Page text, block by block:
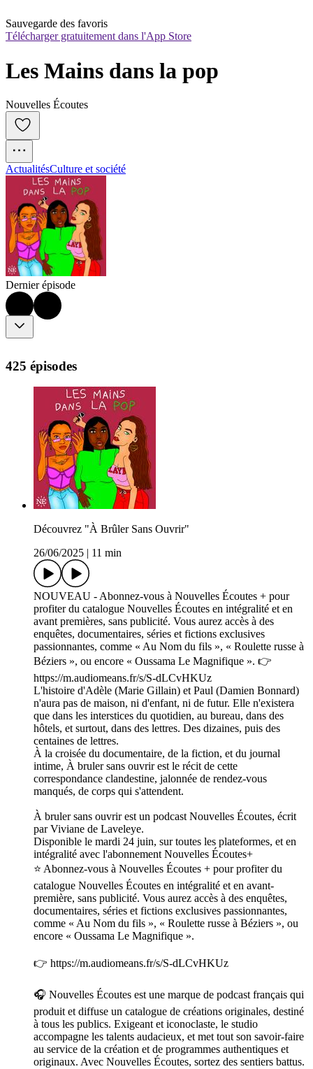
Sauvegarde des favoris
Télécharger gratuitement dans l'App Store
Les Mains dans la pop
Nouvelles Écoutes
ActualitésCulture et société
Dernier épisode
425 épisodes
Découvrez "À Brûler Sans Ouvrir"
26/06/2025
11 min
NOUVEAU - Abonnez-vous à Nouvelles Écoutes + pour
profiter du catalogue Nouvelles Écoutes en intégralité et en
avant premières, sans publicité. Vous aurez accès à des
enquêtes, documentaires, séries et fictions exclusives
passionnantes, comme « Au Nom du fils », « Roulette russe à
Béziers », ou encore « Oussama Le Magnifique ». 👉
https://m.audiomeans.fr/s/S-dLCvHKUz
L'histoire d'Adèle (Marie Gillain) et Paul (Damien Bonnard)
n'aura pas de maison, ni d'enfant, ni de futur. Elle n'existera
que dans les interstices du quotidien, au bureau, dans des
hôtels, et surtout, dans des lettres. Des dizaines, puis des
centaines de lettres.
À la croisée du documentaire, de la fiction, et du journal
intime, À bruler sans ouvrir est le récit de cette
correspondance clandestine, jalonnée de rendez-vous
manqués, de corps qui s'attendent.
À bruler sans ouvrir est un podcast Nouvelles Écoutes, écrit
par Viviane de Laveleye.
Disponible le mardi 24 juin, sur toutes les plateformes, et en
intégralité avec l'abonnement Nouvelles Écoutes+
⭐️ Abonnez-vous à Nouvelles Écoutes + pour profiter du
catalogue Nouvelles Écoutes en intégralité et en avant-
première, sans publicité. Vous aurez accès à des enquêtes,
documentaires, séries et fictions exclusives passionnantes,
comme « Au Nom du fils », « Roulette russe à Béziers », ou
encore « Oussama Le Magnifique ».
👉 https://m.audiomeans.fr/s/S-dLCvHKUz
🎧 Nouvelles Écoutes est une marque de podcast français qui
produit et diffuse un catalogue de créations originales, destiné
à tous les publics. Exigeant et iconoclaste, le studio
accompagne les talents audacieux, et met tout son savoir-faire
au service de la création et de programmes authentiques et
originaux. Avec Nouvelles Écoutes, sortez des sentiers battus.